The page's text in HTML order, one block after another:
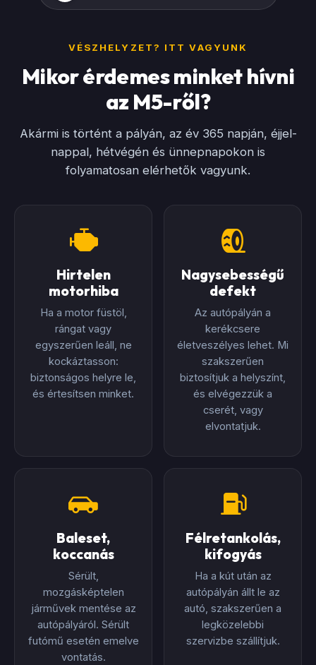
VÉSZHELYZET? ITT VAGYUNK
Mikor érdemes minket hívni
az M5-ről?
Akármi is történt a pályán, az év 365 napján, éjjel-
nappal, hétvégén és ünnepnapokon is
folyamatosan elérhetők vagyunk.
Hirtelen
motorhiba
Ha a motor füstöl,
rángat vagy
egyszerűen leáll, ne
kockáztasson:
biztonságos helyre le,
és értesítsen minket.
Nagysebességű
defekt
Az autópályán a
kerékcsere
életveszélyes lehet. Mi
szakszerűen
biztosítjuk a helyszínt,
és elvégezzük a
cserét, vagy
elvontatjuk.
Baleset,
koccanás
Sérült,
mozgásképtelen
járművek mentése az
autópályáról. Sérült
futómű esetén emelve
vontatás.
Félretankolás,
kifogyás
Ha a kút után az
autópályán állt le az
autó, szakszerűen a
legközelebbi
szervizbe szállítjuk.